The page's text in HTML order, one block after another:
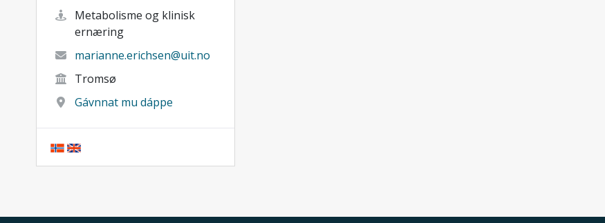
Metabolisme og klinisk
ernæring
marianne.erichsen@uit.no
Tromsø
Gávnnat mu dáppe